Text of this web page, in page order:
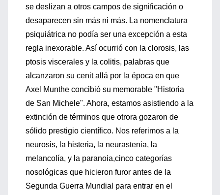
se deslizan a otros campos de significación o
desaparecen sin más ni más. La nomenclatura
psiquiátrica no podía ser una excepción a esta
regla inexorable. Así ocurrió con la clorosis, las
ptosis viscerales y la colitis, palabras que
alcanzaron su cenit allá por la época en que
Axel Munthe concibió su memorable "Historia
de San Michele". Ahora, estamos asistiendo a la
extinción de términos que otrora gozaron de
sólido prestigio científico. Nos referimos a la
neurosis, la histeria, la neurastenia, la
melancolía, y la paranoia,cinco categorías
nosológicas que hicieron furor antes de la
Segunda Guerra Mundial para entrar en el